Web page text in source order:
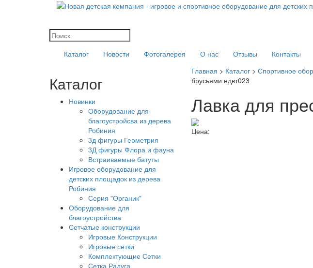
Каталог Новости Фотогалерея О нас Отзывы Контакты
Каталог
Новинки
Оборудование для
благоустройсва из дерева
Робиния
3д фигуры Геометрия
3Д фигуры Флора и фауна
Встраиваемые батуты
Игровое оборудование для
детских площадок из дерева
Робиния
Серия "Органик"
Оборудование для
благоустройства
Сетчатые конструкции
Игровые Конструкции
Игровые сетки
Комплектующие Сетки
Сетка Радуга
Главная > Каталог> Спортивное
брусьями ндвт023
Лавка для
Цена: